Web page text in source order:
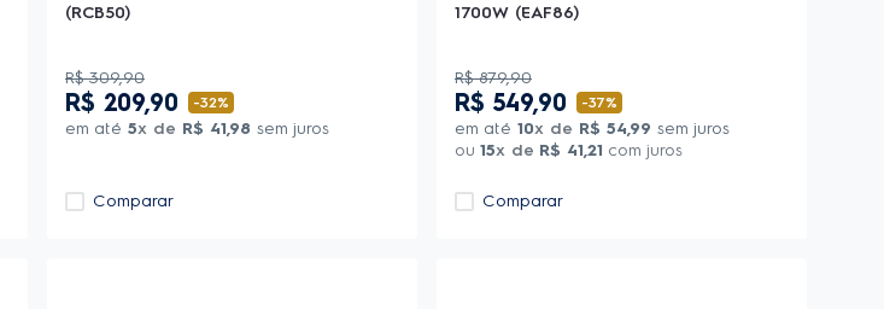
(RCB50)
R$ 309,90
R$ 209,90 -32%
em até 5x de R$ 41,98 sem juros
Comparar
1700W (EAF86)
R$ 879,90
R$ 549,90 -37%
em até 10x de R$ 54,99 sem juros
ou 15x de R$ 41,21 com juros
Comparar